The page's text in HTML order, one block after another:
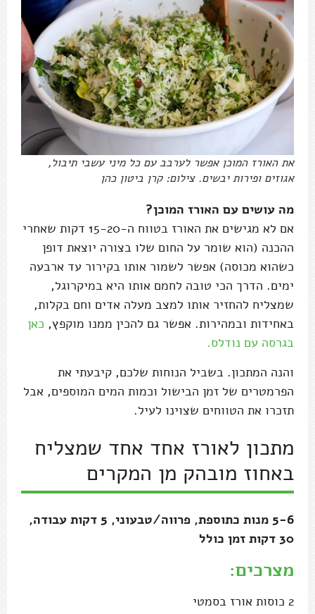
את האורז המוכן אפשר לערבב עם כל מיני עשבי תיבול,
אגוזים ופירות יבשים. צילום: קרן ביטון כהן
מה עושים עם האורז המוכן?
אם לא מגישים את האורז בטווח ה-15-20 דקות שאחרי
ההכנה (הוא שומר על החום שלו בצורה יוצאת דופן
כשהוא מכוסה) אפשר לשמור אותו בקירור עד ארבעה
ימים. הדרך הכי טובה לחמם אותו היא במיקרוגל,
שמצליח להחזיר אותו למצב מעלה אדים וחם בקלות,
באחידות ובמהירות. אפשר גם להכין ממנו מוקפץ, כאן
בגרסה עם נודלס.
והנה המתכון. בשביל הנוחות שלכם, קיבעתי את
הפרמטרים של זמן הבישול וכמות המים המוספים, אבל
תזכרו את הטווחים שצוינו לעיל.
מתכון לאורז אחד אחד שמצליח
באחוז מובהק מן המקרים
5-6 מנות כתוספת, פרווה/טבעוני, 5 דקות עבודה,
30 דקות זמן כולל
מצרכים:
2 כוסות אורז בסמטי